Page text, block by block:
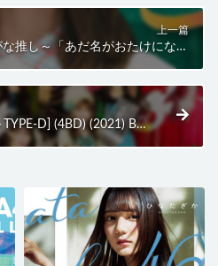
上一篇
推し～「あだ名がおたけになり
た編」(2021) BD蓝光原盘 43.2G
D] (4BD) (2021) BD